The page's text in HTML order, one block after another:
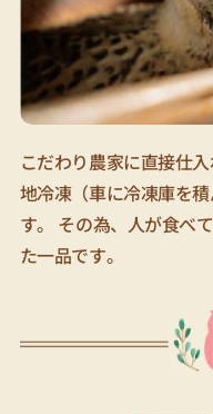
こだわり農家に直接仕
地冷凍（車に冷凍庫を
す。 その為、人が食べ
た一品です。